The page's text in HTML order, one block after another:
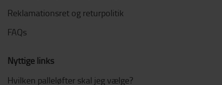
Reklamationsret og returpolitik
FAQs
Nyttige links
Hvilken palleløfter skal jeg vælge?